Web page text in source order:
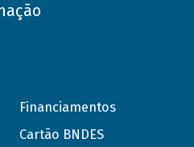
Financiamentos
Cartão BNDES